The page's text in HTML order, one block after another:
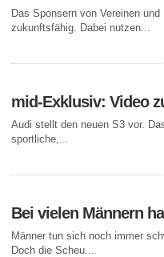
Das Sponsern von Vereinen
zukunftsfähig. Dabei nutzen...
mid-Exklusiv: Video
Audi stellt den neuen S3 vor.
sportliche,...
Bei vielen Männern
Männer tun sich noch immer
Doch die Scheu...